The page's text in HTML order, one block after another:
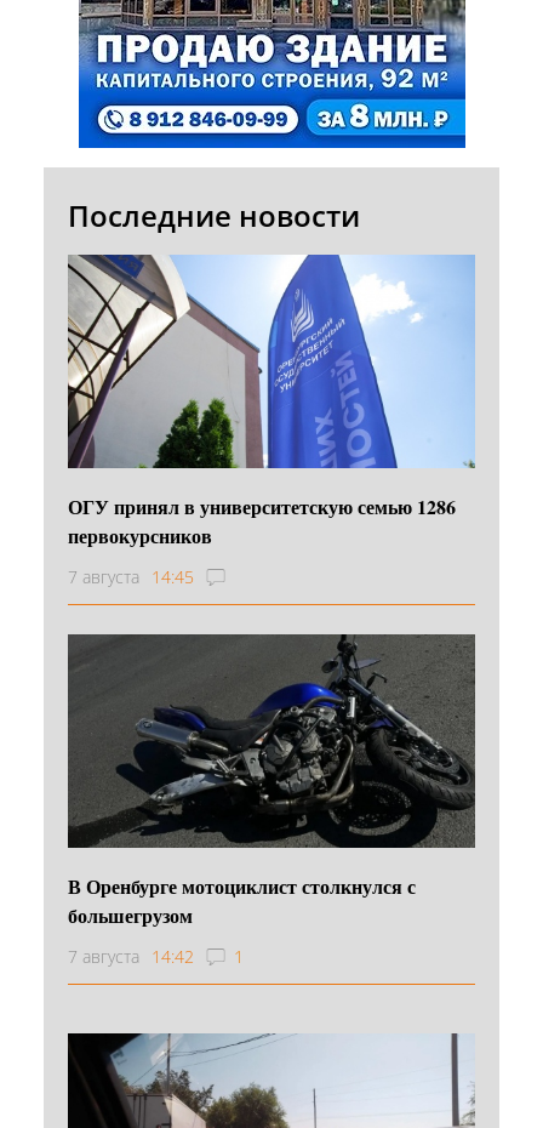
Последние новости
ОГУ принял в университетскую семью 1286
первокурсников
7 августа 14:45
В Оренбурге мотоциклист столкнулся с
большегрузом
7 августа 14:42 1